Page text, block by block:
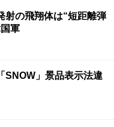
射の飛翔体は“短距離弾
軍
SNOW」景品表示法違